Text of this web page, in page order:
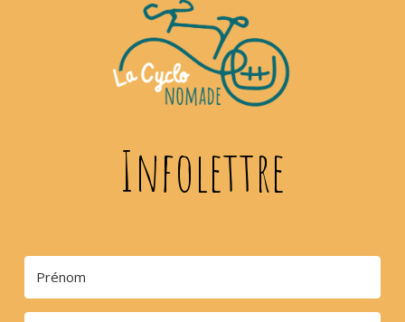
Infolettre